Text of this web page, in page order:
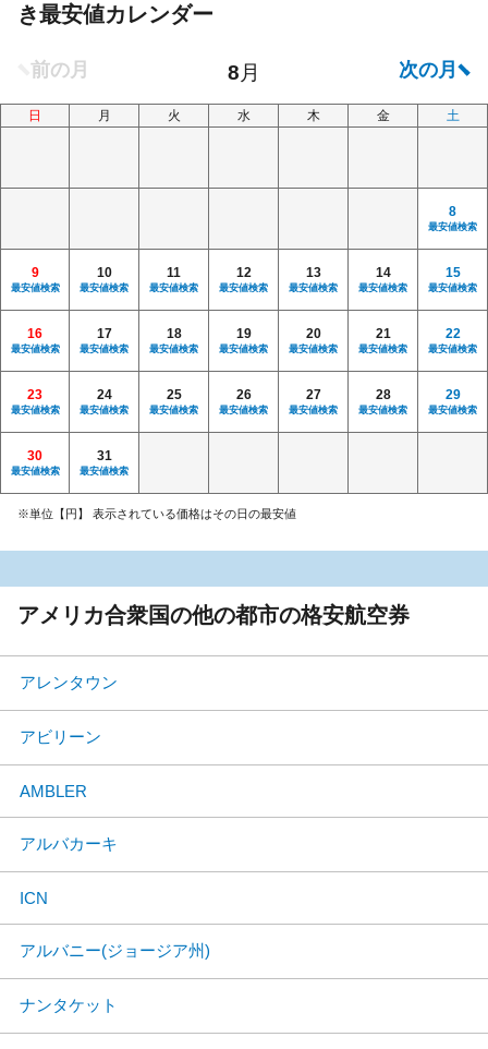
き最安値カレンダー
日 月 火 水 木 金 土
8
最安値検索
9
最安値検索
10
最安値検索
11
最安値検索
12
最安値検索
13
最安値検索
14
最安値検索
15
最安値検索
16
最安値検索
17
最安値検索
18
最安値検索
19
最安値検索
20
最安値検索
21
最安値検索
22
最安値検索
23
最安値検索
24
最安値検索
25
最安値検索
26
最安値検索
27
最安値検索
28
最安値検索
29
最安値検索
30
最安値検索
31
最安値検索
※単位【円】 表示されている価格はその日の最安値
アメリカ合衆国の他の都市の格安航空券
アレンタウン
アビリーン
AMBLER
アルバカーキ
ICN
アルバニー(ジョージア州)
ナンタケット